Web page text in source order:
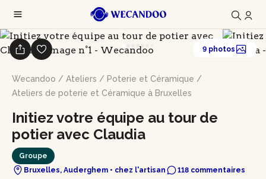
Wecandoo / Ateliers / Poterie et Céramique /
Ateliers de poterie et Céramique à Bruxelles
Initiez votre équipe au tour de
potier avec Claudia
Groupe
Bruxelles, Auderghem • chez l'artisan
118 commentaires
9 photos